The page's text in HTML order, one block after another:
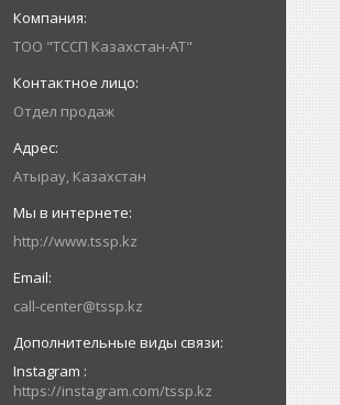
ТОО "ТССП Казахстан-АТ"
Отдел продаж
Атырау, Казахстан
http://www.tssp.kz
call-center@tssp.kz
Instagram
https://instagram.com/tssp.kz